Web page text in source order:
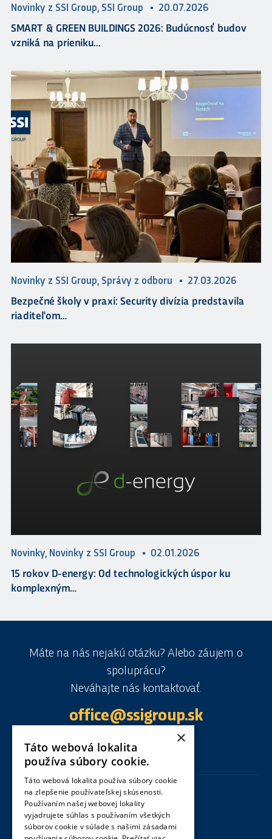
Novinky z SSI Group, SSI Group 20.07.2026
SMART & GREEN BUILDINGS 2026: Budúcnosť budov
vzniká na prieniku…
Novinky z SSI Group, Správy z odboru 27.03.2026
Bezpečné školy v praxi: Security divízia predstavila
riaditeľom…
Novinky, Novinky z SSI Group 02.01.2026
15 rokov D-energy: Od technologických úspor ku
komplexným…
Máte na nás nejakú otázku? Alebo záujem o
spoluprácu?
Neváhajte nás kontaktovať.
office@ssigroup.sk
Centrála
Special Service International SK s. r. o.
Olympijské námestie 14290/2
×
Táto webová lokalita
používa súbory cookie.
Táto webová lokalita používa súbory cookie
na zlepšenie používateľskej skúsenosti.
Používaním našej webovej lokality
vyjadrujete súhlas s používaním všetkých
súborov cookie v súlade s našimi zásadami